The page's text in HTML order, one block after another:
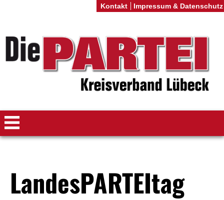
LandesPARTEItag
Kontakt Impressum & Datenschutz